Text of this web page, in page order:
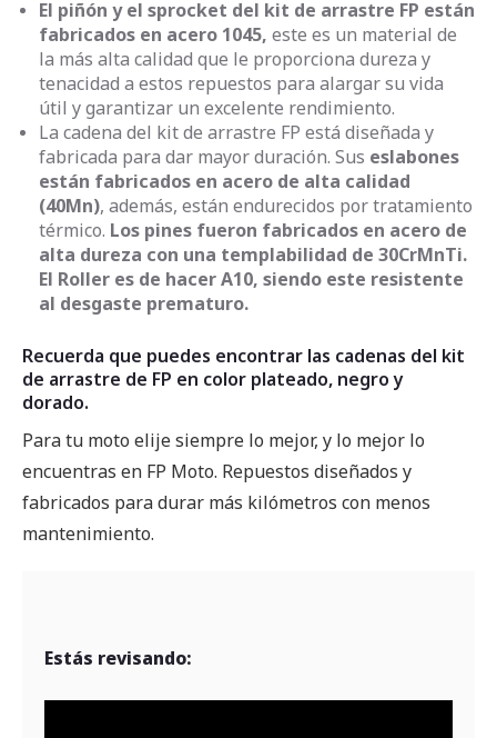
El piñón y el sprocket del kit de arrastre FP están
fabricados en acero 1045, este es un material de
la más alta calidad que le proporciona dureza y
tenacidad a estos repuestos para alargar su vida
útil y garantizar un excelente rendimiento.
La cadena del kit de arrastre FP está diseñada y
fabricada para dar mayor duración. Sus eslabones
están fabricados en acero de alta calidad
(40Mn), además, están endurecidos por tratamiento
térmico. Los pines fueron fabricados en acero de
alta dureza con una templabilidad de 30CrMnTi.
El Roller es de hacer A10, siendo este resistente
al desgaste prematuro.
Recuerda que puedes encontrar las cadenas del kit
de arrastre de FP en color plateado, negro y
dorado.
Para tu moto elije siempre lo mejor, y lo mejor lo
encuentras en FP Moto. Repuestos diseñados y
fabricados para durar más kilómetros con menos
mantenimiento.
Estás revisando: